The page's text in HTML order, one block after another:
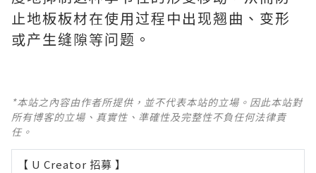
止地板板材在使用过程中出现翘曲、变形
或产生缝隙等问题。
*本站之內容由作者所提供，並不代表本站的立場。因此本站對
所有博客的立場、真實性、準確性及完整性不負任何法律責
任。
【 U Creator 招募 】